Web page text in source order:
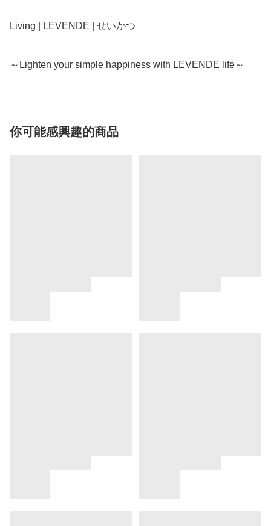
Living | LEVENDE | せいかつ
～Lighten your simple happiness with LEVENDE life～
你可能感興趣的商品